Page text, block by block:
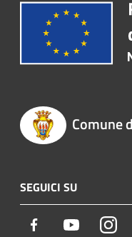
Comune
SEGUICI SU
Facebook Youtube